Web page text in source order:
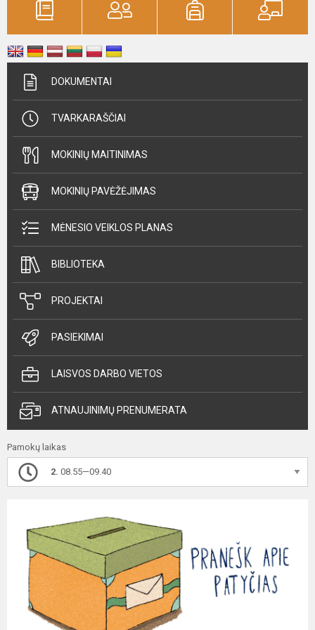
DOKUMENTAI
TVARKARAŠČIAI
MOKINIŲ MAITINIMAS
MOKINIŲ PAVĖŽĖJIMAS
MĖNESIO VEIKLOS PLANAS
BIBLIOTEKA
PROJEKTAI
PASIEKIMAI
LAISVOS DARBO VIETOS
ATNAUJINIMŲ PRENUMERATA
Pamokų laikas
2. 08.55—09.40